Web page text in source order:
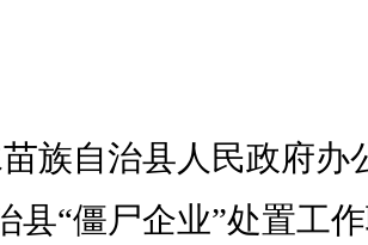
族自治县人民政府办
县“僵尸企业”处置工